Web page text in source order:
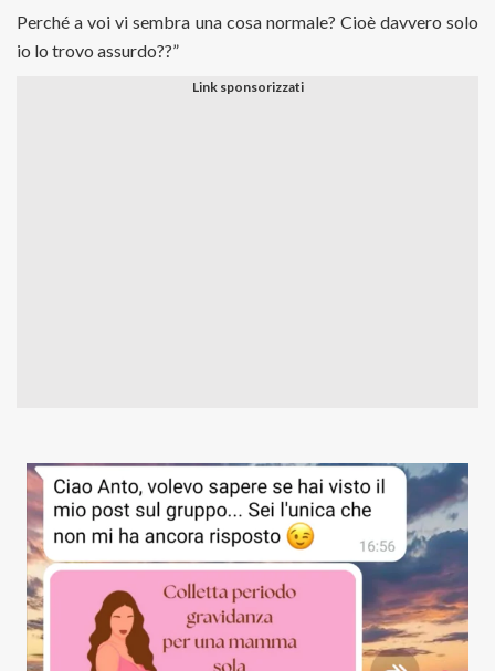
Perché a voi vi sembra una cosa normale? Cioè davvero solo
io lo trovo assurdo??”